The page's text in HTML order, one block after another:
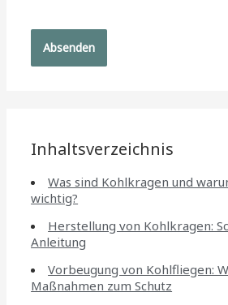
Inhaltsverzeichnis
Was sind Kohlkragen und
wichtig?
Herstellung von Kohlkragen:
Anleitung
Vorbeugung von Kohlfliegen:
Maßnahmen zum Schutz